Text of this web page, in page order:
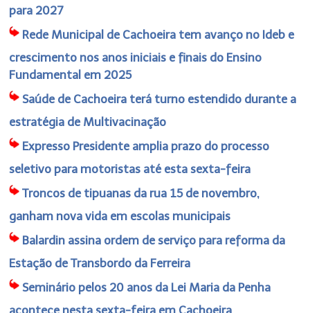
para 2027
Rede Municipal de Cachoeira tem avanço no Ideb e
crescimento nos anos iniciais e finais do Ensino
Fundamental em 2025
Saúde de Cachoeira terá turno estendido durante a
estratégia de Multivacinação
Expresso Presidente amplia prazo do processo
seletivo para motoristas até esta sexta-feira
Troncos de tipuanas da rua 15 de novembro,
ganham nova vida em escolas municipais
Balardin assina ordem de serviço para reforma da
Estação de Transbordo da Ferreira
Seminário pelos 20 anos da Lei Maria da Penha
acontece nesta sexta-feira em Cachoeira